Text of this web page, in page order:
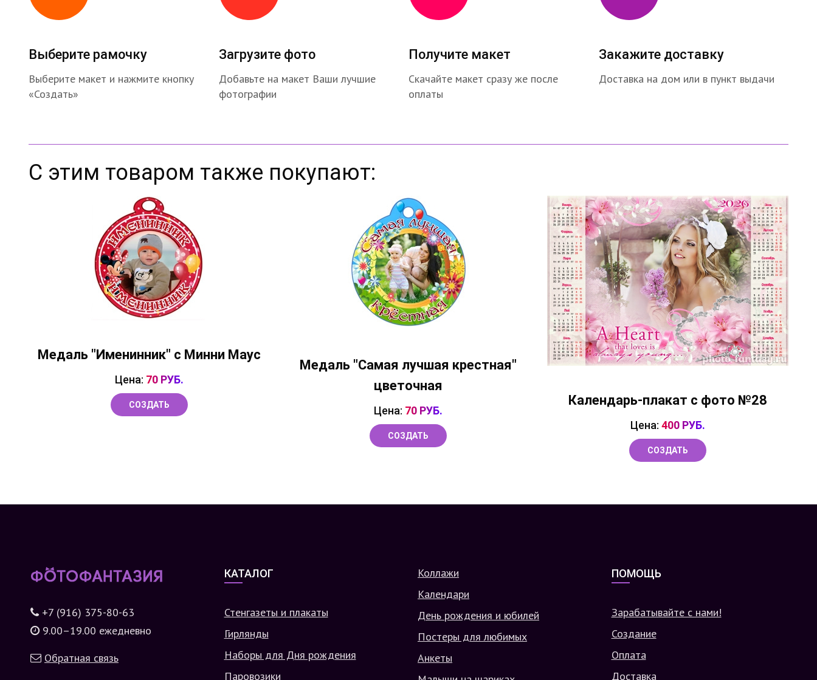
Выберите рамочку
Выберите макет и нажмите кнопку
«Создать»
Загрузите фото
Добавьте на макет Ваши лучшие
фотографии
Получите макет
Скачайте макет сразу же после
оплаты
Закажите доставку
Доставка на дом или в пункт выдачи
С этим товаром также покупают:
Медаль "Именинник" с Минни Маус
Цена: 70 РУБ.
СОЗДАТЬ
Медаль "Самая лучшая крестная"
цветочная
Цена: 70 РУБ.
СОЗДАТЬ
Календарь-плакат с фото №28
Цена:400 РУБ.
СОЗДАТЬ
+7 (916) 375-80-63
9.00–19.00 ежедневно
Обратная связь
КАТАЛОГ
Стенгазеты и плакаты
Гирлянды
Наборы для Дня рождения
Паровозики
Коллажи
Календари
День рождения и юбилей
Постеры для любимых
Анкеты
ПОМОЩЬ
Зарабатывайте с нами!
Создание
Оплата
Доставка